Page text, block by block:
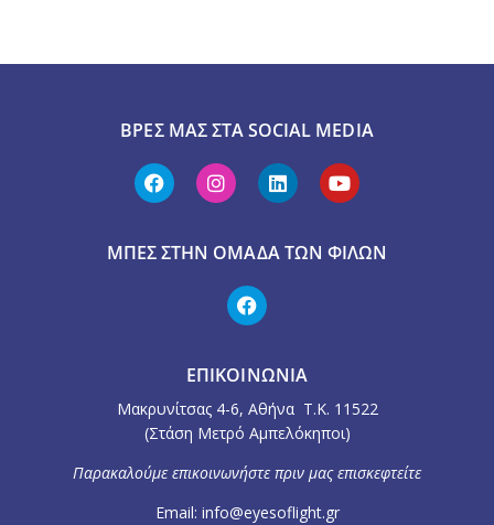
ΒΡΕΣ ΜΑΣ ΣΤΑ SOCIAL MEDIA
ΜΠΕΣ ΣΤΗΝ ΟΜΆΔΑ ΤΩΝ ΦΊΛΩΝ
ΕΠΙΚΟΙΝΩΝΙΑ
Μακρυνίτσας 4-6, Αθήνα Τ.Κ. 11522
(Στάση Μετρό Αμπελόκηποι)
Παρακαλούμε επικοινωνήστε πριν μας επισκεφτείτε
Email: info@eyesoflight.gr